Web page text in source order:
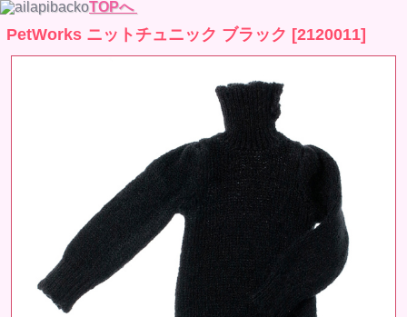
TOPへ
PetWorks ニットチュニック ブラック [2120011]